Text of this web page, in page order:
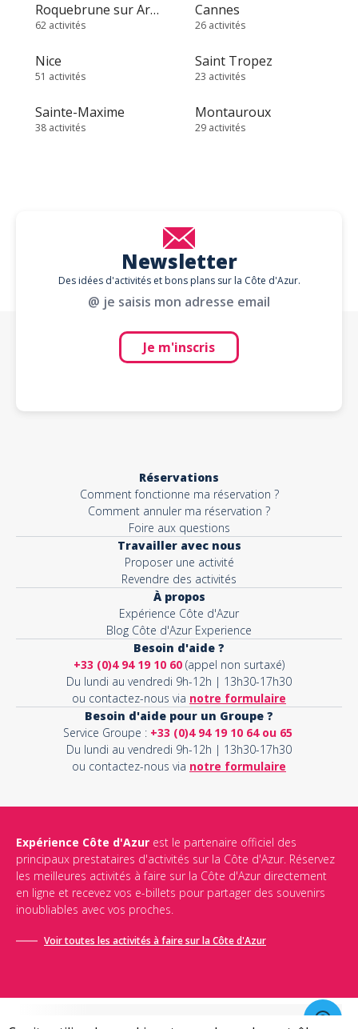
Roquebrune sur Argens
62 activités
Cannes
26 activités
Nice
51 activités
Saint Tropez
23 activités
Sainte-Maxime
38 activités
Montauroux
29 activités
Newsletter
Des idées d'activités et bons plans sur la Côte d'Azur.
@ je saisis mon adresse email
Je m'inscris
Réservations
Comment fonctionne ma réservation ?
Comment annuler ma réservation ?
Foire aux questions
Travailler avec nous
Proposer une activité
Revendre des activités
À propos
Expérience Côte d'Azur
Blog Côte d'Azur Experience
Besoin d'aide ?
+33 (0)4 94 19 10 60 (appel non surtaxé)
Du lundi au vendredi 9h-12h | 13h30-17h30
ou contactez-nous via notre formulaire
Besoin d'aide pour un Groupe ?
Service Groupe : +33 (0)4 94 19 10 64 ou 65
Du lundi au vendredi 9h-12h | 13h30-17h30
ou contactez-nous via notre formulaire
Expérience Côte d'Azur est le partenaire officiel des
principaux prestataires d'activités sur la Côte d'Azur. Réservez
les meilleures activités à faire sur la Côte d'Azur directement
en ligne et recevez vos e-billets pour partager des souvenirs
inoubliables avec vos proches.
Voir toutes les activités à faire sur la Côte d'Azur